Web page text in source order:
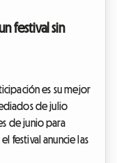
festival sin
es su mejor
de julio
de junio para
festival anuncie las